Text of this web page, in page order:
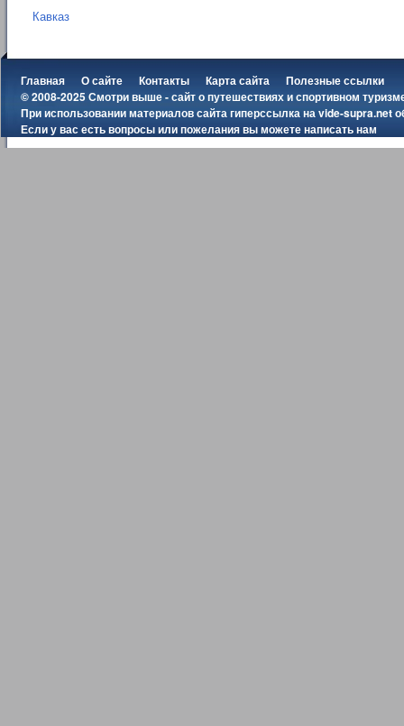
Кавказ
Главная О сайте Контакты Карта сайта
Полезные ссылки
© 2008-2025 Смотри выше - сайт о путешествиях и спортивном
При использовании материалов сайта гиперссылка наvide-supra.net
Если у вас есть вопросы или пожелания вы можетенаписать нам